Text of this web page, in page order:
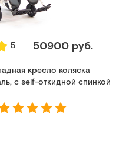
5 50900 руб.
кресло коляска
с self-откидной спинкой